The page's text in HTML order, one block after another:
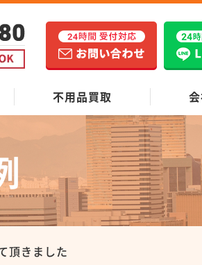
不用品買取
頂きました